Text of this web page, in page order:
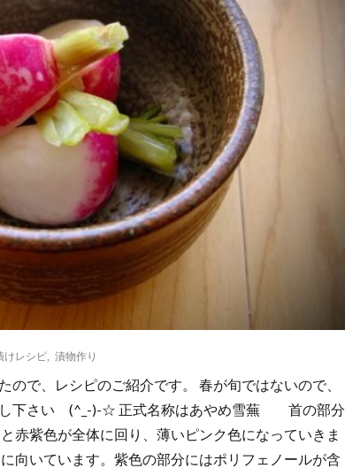
けレシピ 漬物作り
で、レシピのご紹介です。 春が旬ではないので、
し下さい (^_-)-☆ 正式名称はあやめ雪蕪 首の部分
赤紫色が全体に回り、薄いピンク色になっていきま
向いています。紫色の部分にはポリフェノールが含